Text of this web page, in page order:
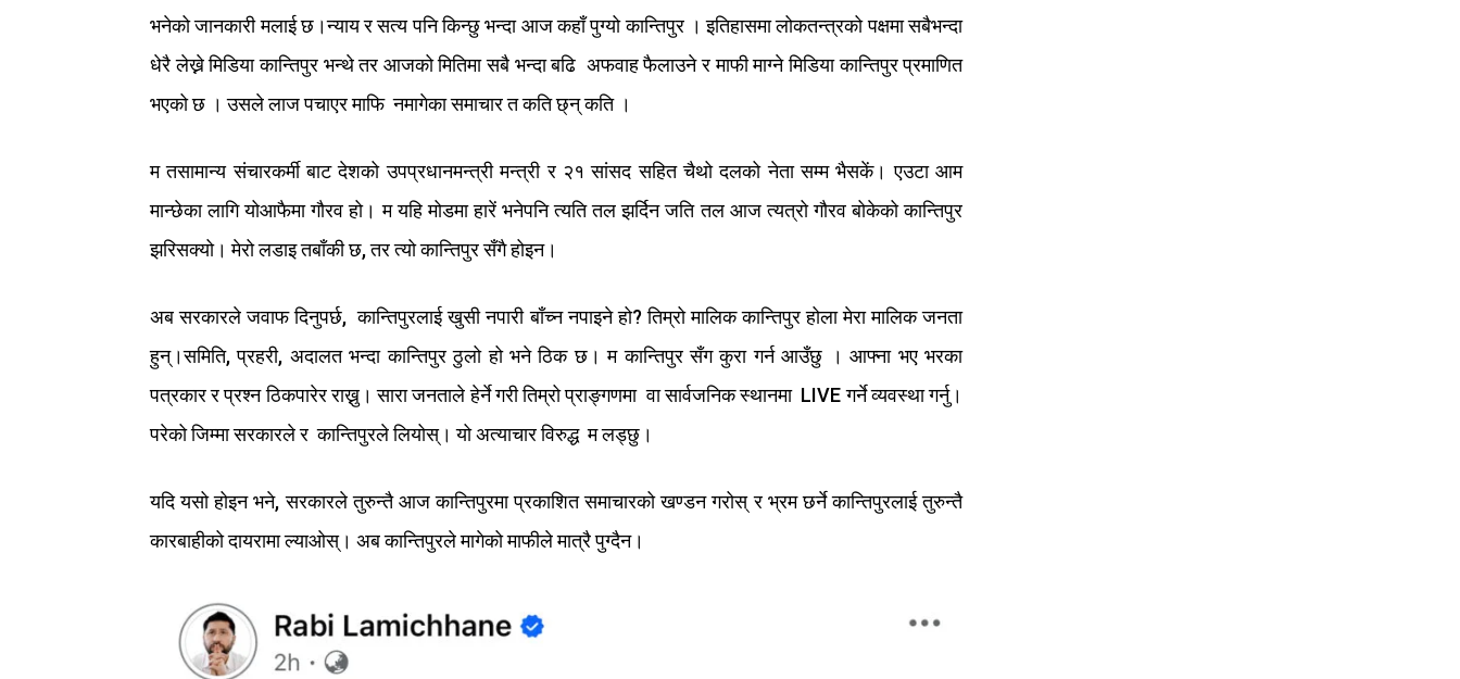
भनेको जानकारी मलाई छ।न्याय र सत्य पनि किन्छु भन्दा आज कहाँ पुग्योकान्तिपुर । इतिहासमा लोकतन्त्रको पक्षमा सबैभन्दा
धेरै लेख्ने मिडिया कान्तिपुर भन्थे तर आजको मितिमा सबै भन्दा बढि अफवाहफैलाउने र माफी माग्ने मिडिया कान्तिपुर प्रमाणित
भएकोछ । उसलेलाजपचाएरमाफि नमागेकासमाचारतकतिछ्न्कति ।
म तसामान्य संचारकर्मी बाट देशको उपप्रधानमन्त्री मन्त्री र २१ सांसद सहित चैथो दलको नेता सम्म भैसकें। एउटा आम
मान्छेका लागि योआफैमा गौरव हो। म यहि मोडमा हारें भनेपनि त्यति तल झर्दिन जति तल आज त्यत्रो गौरव बोकेको कान्तिपुर
झरिसक्यो। मेरोलडाइतबाँकीछ,तरत्योकान्तिपुरसँगैहोइन।
अब सरकारले जवाफ दिनुपर्छ, कान्तिपुरलाई खुसी नपारी बाँच्न नपाइने हो?तिम्रो मालिक कान्तिपुर होला मेरा मालिक जनता
हुन्।समिति,प्रहरी, अदालत भन्दा कान्तिपुर ठुलो हो भने ठिक छ। म कान्तिपुर सँग कुरा गर्न आउँछु । आफ्ना भए भरका
पत्रकार र प्रश्न ठिकपारेर राख्नु। सारा जनताले हेर्ने गरी तिम्रो प्राङ्गणमा वा सार्वजनिक स्थानमा LIVEगर्ने व्यवस्था गर्नु।
परेकोजिम्मासरकारलेर कान्तिपुरलेलियोस्। योअत्याचारविरुद्ध मलड्छु।
यदि यसो होइन भने,सरकारले तुरुन्तै आज कान्तिपुरमा प्रकाशित समाचारको खण्डन गरोस् र भ्रम छर्ने कान्तिपुरलाई तुरुन्तै
कारबाहीकोदायरामाल्याओस्। अबकान्तिपुरलेमागेकोमाफीलेमात्रैपुग्दैन।